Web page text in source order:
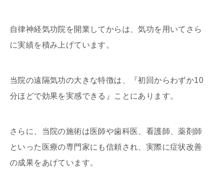
自律神経気功院を開業してからは、気功を用いてさら
に実績を積み上げています。
当院の遠隔気功の大きな特徴は、『初回からわずか10
分ほどで効果を実感できる』ことにあります。
さらに、当院の施術は医師や歯科医、看護師、薬剤師
といった医療の専門家にも信頼され、実際に症状改善
の成果をあげています。